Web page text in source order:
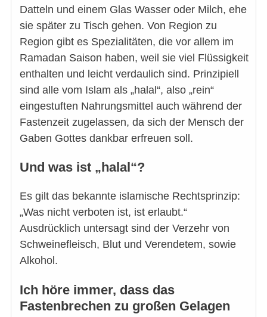
Datteln und einem Glas Wasser oder Milch, ehe
sie später zu Tisch gehen. Von Region zu
Region gibt es Spezialitäten, die vor allem im
Ramadan Saison haben, weil sie viel Flüssigkeit
enthalten und leicht verdaulich sind. Prinzipiell
sind alle vom Islam als „halal“, also „rein“
eingestuften Nahrungsmittel auch während der
Fastenzeit zugelassen, da sich der Mensch der
Gaben Gottes dankbar erfreuen soll.
Und was ist „halal“?
Es gilt das bekannte islamische Rechtsprinzip:
„Was nicht verboten ist, ist erlaubt.“
Ausdrücklich untersagt sind der Verzehr von
Schweinefleisch, Blut und Verendetem, sowie
Alkohol.
Ich höre immer, dass das
Fastenbrechen zu großen Gelagen